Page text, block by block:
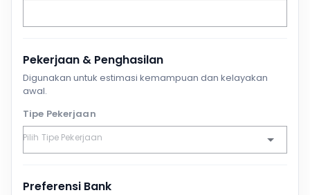
Pekerjaan & Penghasilan
Digunakan untuk estimasi kemampuan dan kelayakan
awal.
Tipe Pekerjaan
Preferensi Bank